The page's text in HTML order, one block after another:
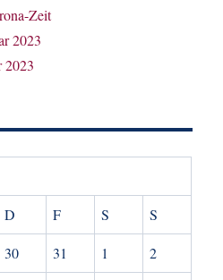
Zeit
2023
2023
D F S S
30 31 1 2